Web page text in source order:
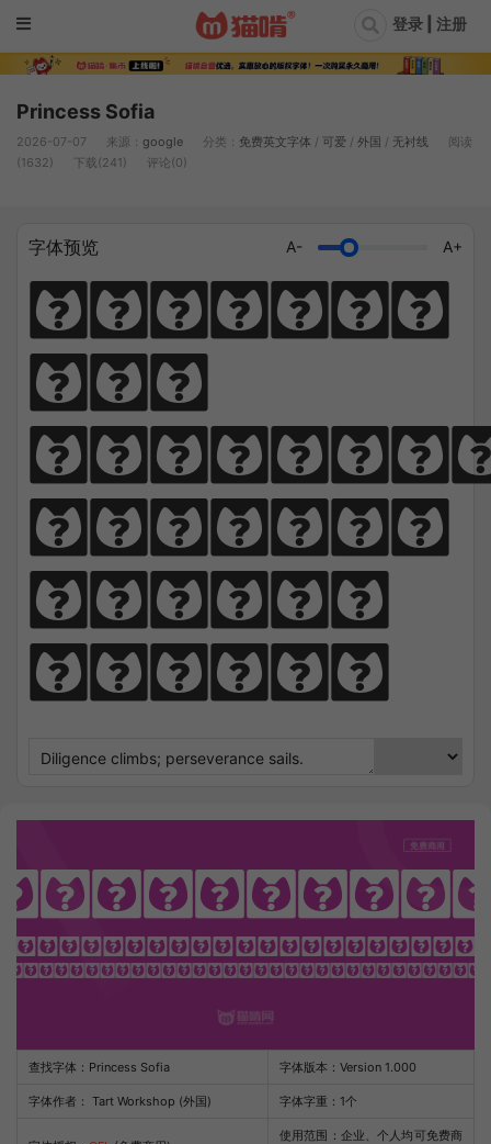
登录 | 注册
Princess Sofia
2026-07-07 来源： google 分类： 免费英文字体 / 可爱 / 外国 / 无衬线
阅读
(1632)
下载(241) 评论(0)
字体预览 A- A+
Diligen
ce
climbs;
perseve
rance
sails.
SEEK NOTHING
Sharpens Love, presence
查找字体： Princess Sofia 字体版本：Version 1.000
字体作者： Tart Workshop (外国) 字体字重：1个
使用范围：企业、个人均可免费商